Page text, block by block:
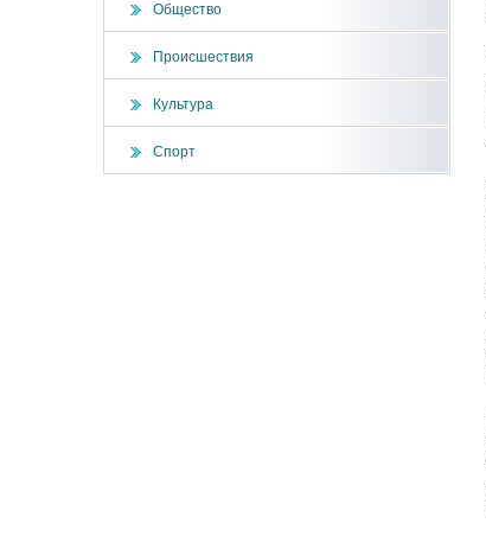
Общество
Происшествия
Культура
Спорт